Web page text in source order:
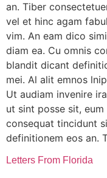
an. Tiber
vel et hinc agam
vim. An eam dico
diam ea. Cu omnis
blandit dicant
mei. Al alit emnos
Ut audiam invenire
ut sint posse sit,
consequat tincidunt
definitionem eos an.
Letters From Florida